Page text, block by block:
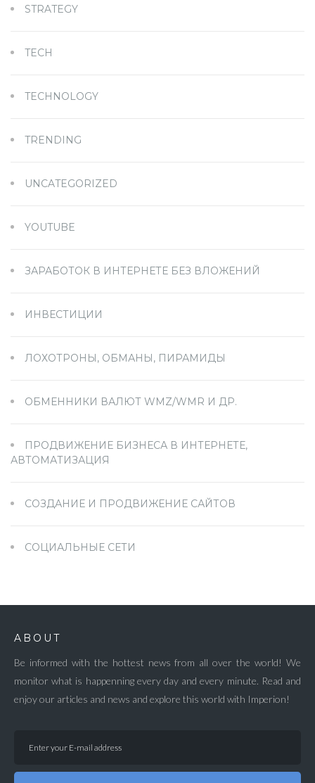
STRATEGY
TECH
TECHNOLOGY
TRENDING
UNCATEGORIZED
YOUTUBE
ЗАРАБОТОК В ИНТЕРНЕТЕ БЕЗ ВЛОЖЕНИЙ
ИНВЕСТИЦИИ
ЛОХОТРОНЫ, ОБМАНЫ, ПИРАМИДЫ
ОБМЕННИКИ ВАЛЮТ WMZ/WMR И ДР.
ПРОДВИЖЕНИЕ БИЗНЕСА В ИНТЕРНЕТЕ,
АВТОМАТИЗАЦИЯ
СОЗДАНИЕ И ПРОДВИЖЕНИЕ САЙТОВ
СОЦИАЛЬНЫЕ СЕТИ
ABOUT
Be informed with the hottest news from all over the world! We
monitor what is happenning every day and every minute. Read and
enjoy our articles and news and explore this world with Imperion!